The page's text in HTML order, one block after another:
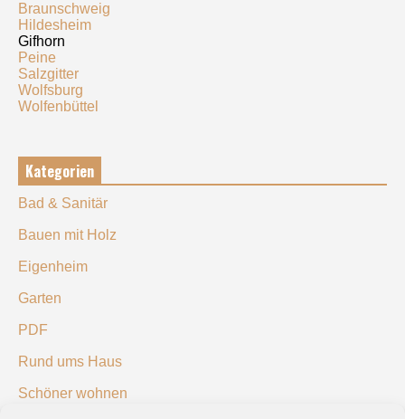
Braunschweig
Hildesheim
Gifhorn
Peine
Salzgitter
Wolfsburg
Wolfenbüttel
Kategorien
Bad & Sanitär
Bauen mit Holz
Eigenheim
Garten
PDF
Rund ums Haus
Schöner wohnen